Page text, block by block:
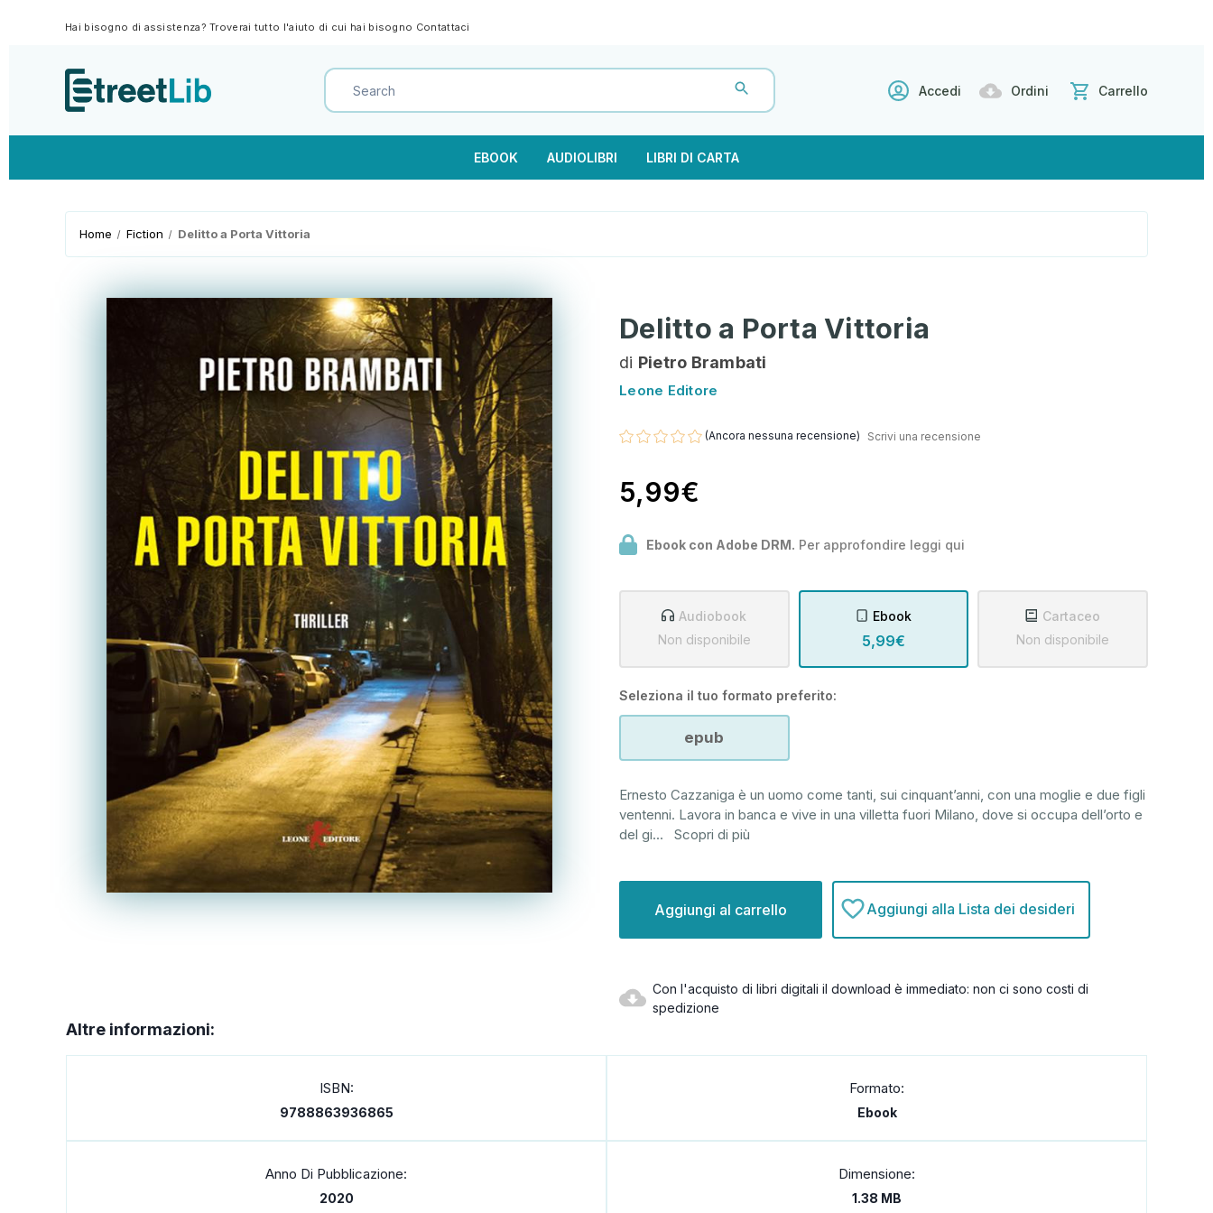
Hai bisogno di assistenza? Troverai tutto l'aiuto di cui hai bisogno Contattaci
Accedi Ordini Carrello
EBOOK AUDIOLIBRI LIBRI DI CARTA
Home Fiction Delitto a Porta Vittoria
Delitto a Porta Vittoria
di Pietro Brambati
Leone Editore
(Ancora nessuna recensione) Scrivi una recensione
5,99€
Ebook con Adobe DRM. Per approfondire leggi qui
Audiobook
Non disponibile
Ebook
5,99€
Cartaceo
Non disponibile
Seleziona il tuo formato preferito:
epub
Ernesto Cazzaniga è un uomo come tanti, sui cinquant’anni, con una moglie e due figli
ventenni. Lavora in banca e vive in una villetta fuori Milano, dove si occupa dell’orto e
del gi... Scopri di più
attuale:
Aggiungi alla Lista dei desideri
Con l'acquisto di libri digitali il download è immediato: non ci sono costi di
spedizione
Altre informazioni:
ISBN:
9788863936865
Formato:
Ebook
Anno Di Pubblicazione:
2020
Dimensione:
1.38 MB